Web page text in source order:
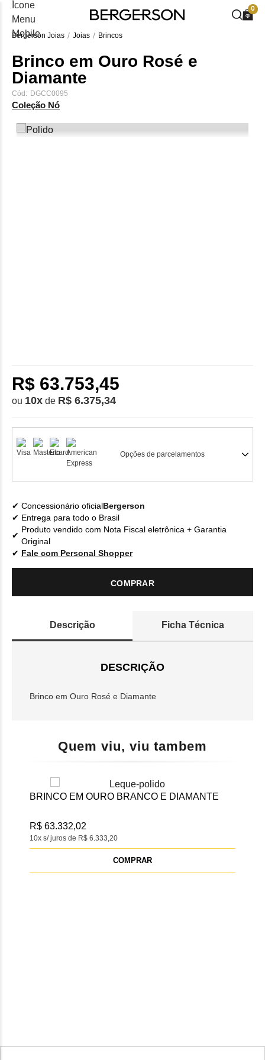
0
Bergerson Joias Joias Brincos
Brinco em Ouro Rosé e
Diamante
Cód: DGCC0095
Coleção Nó
R$ 63.753,45
ou 10x de R$ 6.375,34
Opções de parcelamentos
Concessionário oficialBergerson
Entrega para todo o Brasil
Produto vendido com Nota Fiscal eletrônica + Garantia
Original
Fale com Personal Shopper
COMPRAR
Descrição Ficha Técnica
DESCRIÇÃO
Brinco em Ouro Rosé e Diamante
Quem viu, viu tambem
BRINCO EM OURO BRANCO E DIAMANTE
10x s/ juros de R$ 6.333,20
R$ 63.332,02
COMPRAR